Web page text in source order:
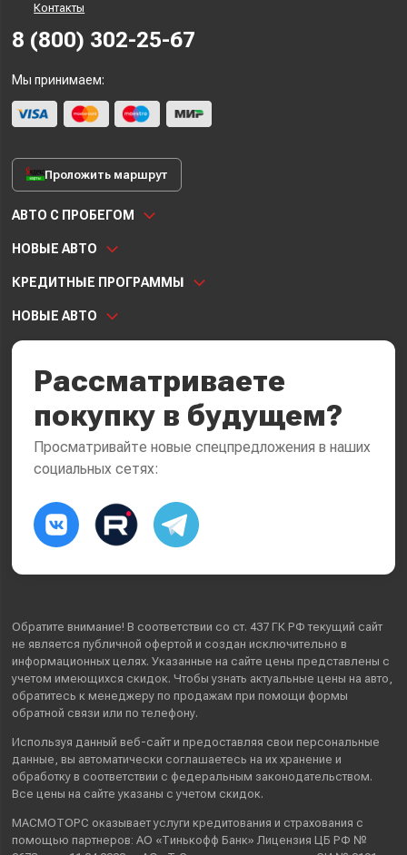
Контакты
8 (800) 302-25-67
Мы принимаем:
Проложить маршрут
АВТО С ПРОБЕГОМ
НОВЫЕ АВТО
КРЕДИТНЫЕ ПРОГРАММЫ
НОВЫЕ АВТО
Рассматриваете
покупку в будущем?
Просматривайте новые спецпредложения в наших
социальных сетях:
Обратите внимание! В соответствии со ст. 437 ГК РФ текущий сайт
не является публичной офертой и создан исключительно в
информационных целях. Указанные на сайте цены представлены с
учетом имеющихся скидок. Чтобы узнать актуальные цены на авто,
обратитесь к менеджеру по продажам при помощи формы
обратной связи или по телефону.
Используя данный веб-сайт и предоставляя свои персональные
данные , вы автоматически соглашаетесь на их хранение и
обработку в соответствии с федеральным законодательством.
Все цены на сайте указаны с учетом скидок.
МАСМОТОРС оказывает услуги кредитования и страхования с
помощью партнеров: АО «Тинькофф Банк» Лицензия ЦБ РФ №